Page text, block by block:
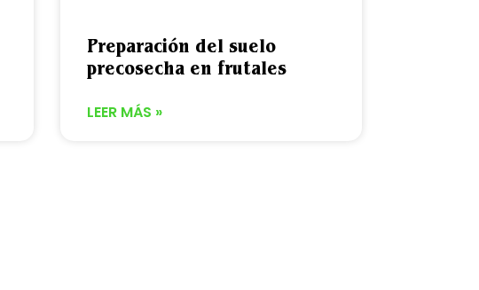
Preparación del suelo
precosecha en frutales
LEER MÁS »